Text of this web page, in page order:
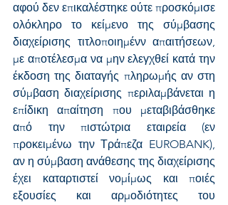
αφού δεν επικαλέστηκε ούτε προσκόμισε
ολόκληρο το κείμενο της σύμβασης
διαχείρισης τιτλοποιημένν απαιτήσεων,
με αποτέλεσμα να μην ελεγχθεί κατά την
έκδοση της διαταγής πληρωμής αν στη
σύμβαση διαχείρισης περιλαμβάνεται η
επίδικη απαίτηση που μεταβιβάσθηκε
από την πιστώτρια εταιρεία (εν
προκειμένω την Τράπεζα EUROBANK),
αν η σύμβαση ανάθεσης της διαχείρισης
έχει καταρτιστεί νομίμως και ποιές
εξουσίες και αρμοδιότητες του